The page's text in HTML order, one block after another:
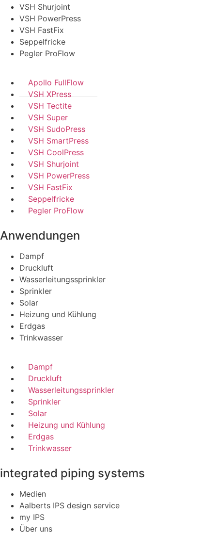
VSH Shurjoint
VSH PowerPress
VSH FastFix
Seppelfricke
Pegler ProFlow
Apollo FullFlow
VSH XPress
VSH Tectite
VSH Super
VSH SudoPress
VSH SmartPress
VSH CoolPress
VSH Shurjoint
VSH PowerPress
VSH FastFix
Seppelfricke
Pegler ProFlow
Anwendungen
Dampf
Druckluft
Wasserleitungssprinkler
Sprinkler
Solar
Heizung und Kühlung
Erdgas
Trinkwasser
Dampf
Druckluft
Wasserleitungssprinkler
Sprinkler
Solar
Heizung und Kühlung
Erdgas
Trinkwasser
integrated piping systems
Medien
Aalberts IPS design service
my IPS
Über uns